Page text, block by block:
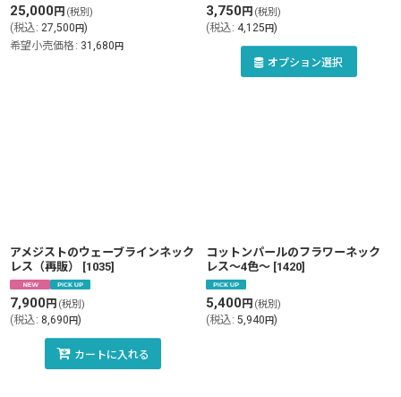
25,000円 (税別)
(税込: 27,500円)
希望小売価格 : 31,680円
3,750円 (税別)
(税込: 4,125円)
オプション選択
アメジストのウェーブラインネック
レス（再販）
[1035]
7,900円 (税別)
(税込: 8,690円)
カートに入れる
コットンパールのフラワーネック
レス〜4色〜 [1420]
5,400円 (税別)
(税込: 5,940円)